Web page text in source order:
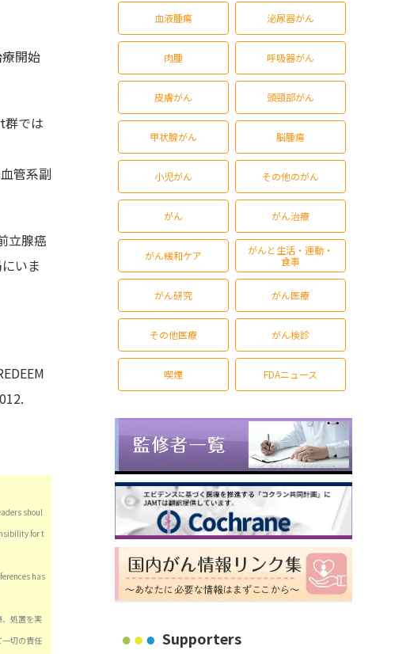
開始
群では
管系副
立腺癌
いま
shoul
for t
has
処置を実
切の責任
血液腫瘍 泌尿器がん
肉腫 呼吸器がん
皮膚がん 頭頸部がん
甲状腺がん 脳腫瘍
小児がん その他のがん
がん がん治療
がん緩和ケア
がんと生活・運動・
食事
がん研究 がん医療
その他医療 がん検診
喫煙 FDAニュース
Supporters